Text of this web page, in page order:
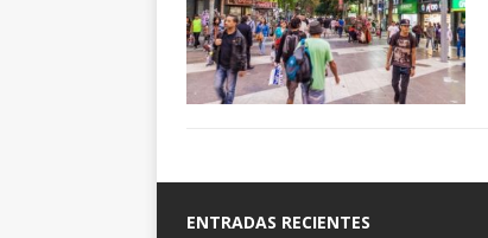
ENTRADAS RECIENTES